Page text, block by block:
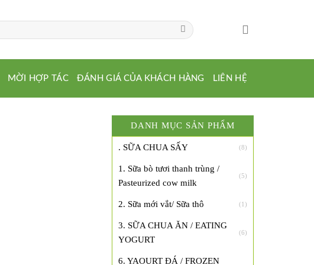
MỜI HỢP TÁC ĐÁNH GIÁ CỦA KHÁCH HÀNG LIÊN HỆ
DANH MỤC SẢN PHẨM
. SỮA CHUA SẤY (8)
1. Sữa bò tươi thanh trùng /
Pasteurized cow milk
(5)
2. Sữa mới vắt/ Sữa thô (1)
3. SỮA CHUA ĂN / EATING
YOGURT
(6)
6. YAOURT ĐÁ / FROZEN